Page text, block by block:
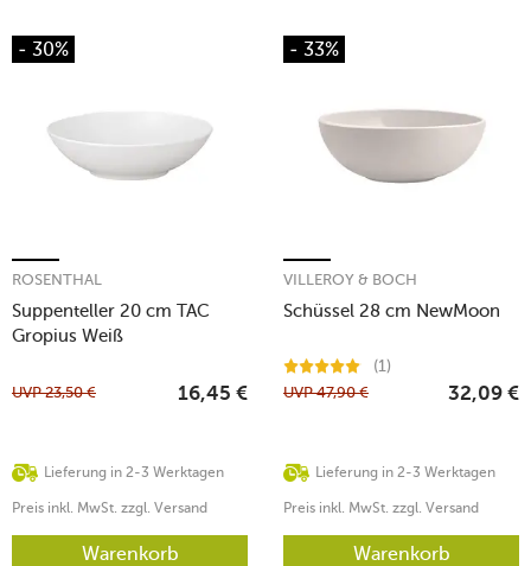
- 30%
Suppenteller 20 cm TAC
Gropius Weiß
ROSENTHAL
Lieferung in 2-3 Werktagen
UVP23,50 € 16,45 €
Preis inkl. MwSt. zzgl. Versand
Warenkorb
- 33%
Schüssel 28 cm NewMoon
VILLEROY & BOCH
(1)
Lieferung in 2-3 Werktagen
UVP47,90 € 32,09 €
Preis inkl. MwSt. zzgl. Versand
Warenkorb